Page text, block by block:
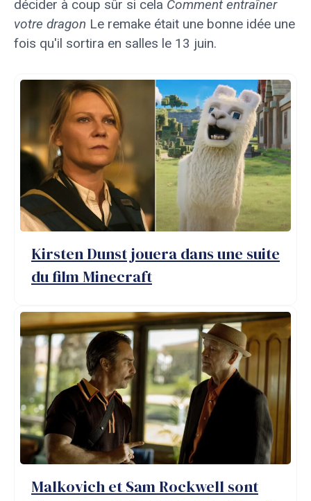
décider à coup sûr si cela Comment entraîner
votre dragon Le remake était une bonne idée une
fois qu'il sortira en salles le 13 juin.
Kirsten Dunst jouera dans une suite
du film Minecraft
Malkovich et Sam Rockwell sont